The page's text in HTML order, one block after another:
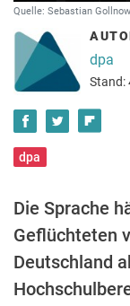
Quelle: Sebastian
dpa
Stand:
dpa
Die Sprache
Geflüchteten
Deutschland